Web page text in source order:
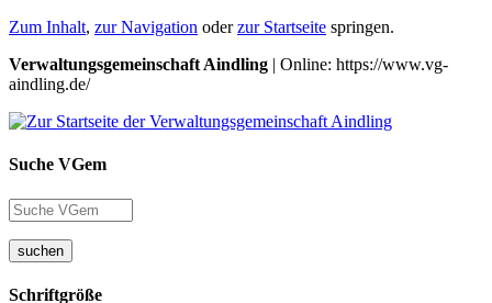
Zum Inhalt, zur Navigation oderzur Startseite springen.
Verwaltungsgemeinschaft Aindling | Online: https://www.vg-
aindling.de/
Suche VGem
suchen
Schriftgröße